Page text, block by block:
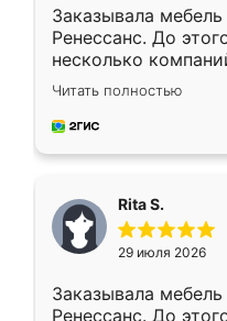
Заказывала
Ренессанс. До
несколько
эту. Сначала
приехал
и снял размеры.
каких-либо
довольна, все
Читать полностью
Rita S.
29 июля 2026
Заказывала
Ренессанс. До